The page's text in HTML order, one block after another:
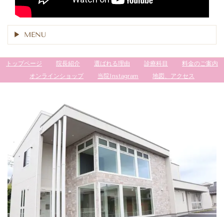
MENU
トップページ 院長紹介 選ばれる理由 診療科目
料金のご案内
オンラインショップ
当院Instagram 地図、アクセス